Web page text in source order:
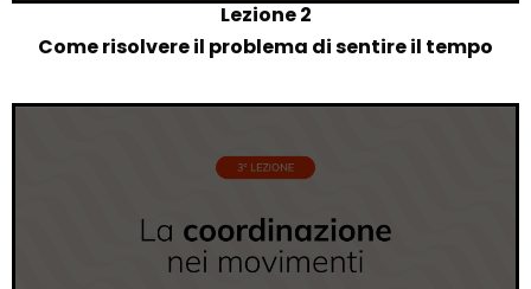
Lezione 2
Come risolvere il problema di sentire il tempo